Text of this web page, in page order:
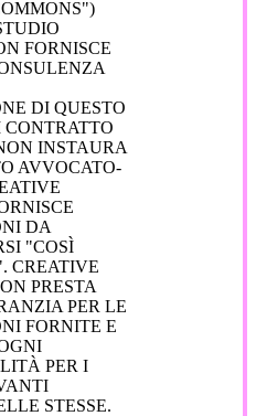
FORNISCE
DI QUESTO
INSTAURA
AVVOCATO-
DA
"COSÌ
CREATIVE
PRESTA
PER LE
FORNITE E
PER I
STESSE.